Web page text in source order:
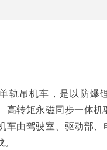
轨吊机车，是以防爆
高转矩永磁同步一体机
车由驾驶室、驱动部、